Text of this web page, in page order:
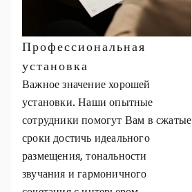
Профессиональная
установка
Важное значение хорошей
установки. Наши опытные
сотрудники помогут Вам в сжатые
сроки достичь идеального
размещения, тональности
звучания и гармоничного